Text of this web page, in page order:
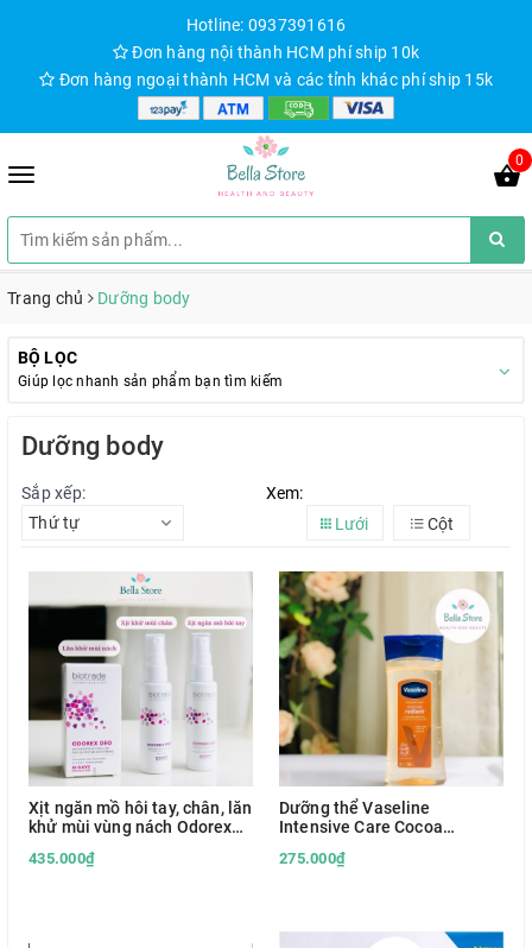
Hotline: 0937391616
Đơn hàng nội thành HCM phí ship 10k
Đơn hàng ngoại thành HCM và các tỉnh khác phí ship 15k
0
Trang chủ Dưỡng body
BỘ LỌC
Giúp lọc nhanh sản phẩm bạn tìm kiếm
Dưỡng body
Sắp xếp:
Thứ tự
Xem:
Lưới
Cột
Xịt ngăn mồ hôi tay, chân, lăn
khử mùi vùng nách Odorex
435.000₫
Dưỡng thể Vaseline
Intensive Care Cocoa
275.000₫